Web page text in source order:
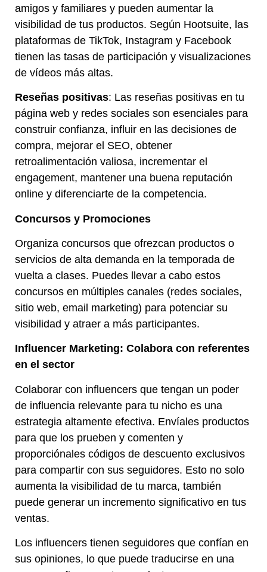
amigos y familiares y pueden aumentar la
visibilidad de tus productos. Según Hootsuite, las
plataformas de TikTok, Instagram y Facebook
tienen las tasas de participación y visualizaciones
de vídeos más altas.
Reseñas positivas: Las reseñas positivas en tu
página web y redes sociales son esenciales para
construir confianza, influir en las decisiones de
compra, mejorar el SEO, obtener
retroalimentación valiosa, incrementar el
engagement, mantener una buena reputación
online y diferenciarte de la competencia.
Concursos y Promociones
Organiza concursos que ofrezcan productos o
servicios de alta demanda en la temporada de
vuelta a clases. Puedes llevar a cabo estos
concursos en múltiples canales (redes sociales,
sitio web, email marketing) para potenciar su
visibilidad y atraer a más participantes.
Influencer Marketing: Colabora con referentes
en el sector
Colaborar con influencers que tengan un poder
de influencia relevante para tu nicho es una
estrategia altamente efectiva. Envíales productos
para que los prueben y comenten y
proporciónales códigos de descuento exclusivos
para compartir con sus seguidores. Esto no solo
aumenta la visibilidad de tu marca, también
puede generar un incremento significativo en tus
ventas.
Los influencers tienen seguidores que confían en
sus opiniones, lo que puede traducirse en una